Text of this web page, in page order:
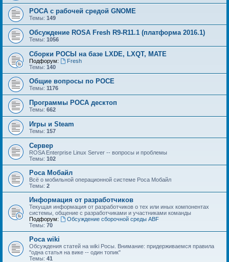
РОСА с рабочей средой GNOME
Темы: 149
Обсуждение ROSA Fresh R9-R11.1 (платформа 2016.1)
Темы: 1056
Сборки РОСЫ на базе LXDE, LXQT, MATE
Подфорум:
Fresh
Темы: 140
Общие вопросы по РОСЕ
Темы: 1176
Программы РОСА десктоп
Темы: 662
Игры и Steam
Темы: 157
Сервер
ROSA Enterprise Linux Server -- вопросы и проблемы
Темы: 102
Роса Мобайл
Всё о мобильной операционной системе Роса Мобайл
Темы: 2
Информация от разработчиков
Текущая информация от разработчиков о тех или иных компонентах
системы, общение с разработчиками и участниками команды
Подфорум:
Обсуждение сборочной среды ABF
Темы: 70
Роса wiki
Обсуждения статей на wiki Росы. Внимание: придерживаемся правила
"одна статья на вике -- один топик"
Темы: 41